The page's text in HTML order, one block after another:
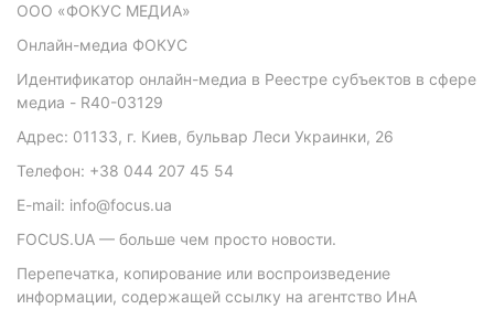
ООО «ФОКУС МЕДИА»
Онлайн-медиа ФОКУС
Идентификатор онлайн-медиа в Реестре субъектов в сфере
медиа - R40-03129
Адрес: 01133, г. Киев, бульвар Леси Украинки, 26
Телефон: +38 044 207 45 54
E-mail: info@focus.ua
FOCUS.UA — больше чем просто новости.
Перепечатка, копирование или воспроизведение
информации, содержащей ссылку на агентство ИнА